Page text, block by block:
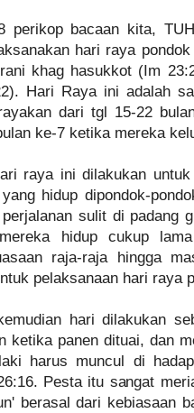
perikop bacaan kita,
hari raya
khag hasukkot (Im
Hari Raya ini adalah
dari tgl 15-22
ke-7 ketika mereka
raya ini dilakukan
hidup dipondok-
sulit di padang
hidup cukup
raja-raja hingga
pelaksanaan hari raya
hari dilakukan
ketika panen dituai, dan
harus muncul di
Pesta itu sangat
berasal dari kebiasaan